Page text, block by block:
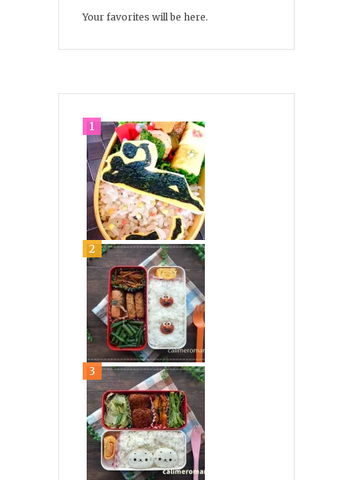
Your favorites will be here.